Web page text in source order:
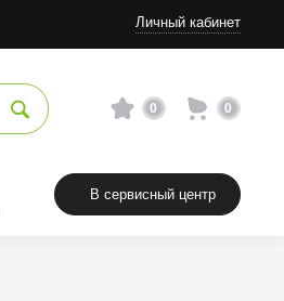
Личный кабинет
0 0
В сервисный центр